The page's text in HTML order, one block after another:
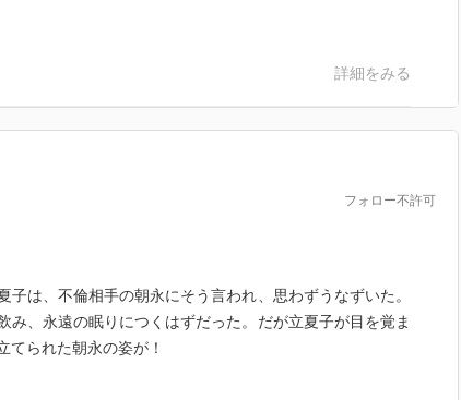
詳細をみる
フォロー不許可
子は、不倫相手の朝永にそう言われ、思わずうなずいた。
み、永遠の眠りにつくはずだった。だが立夏子が目を覚ま
てられた朝永の姿が！